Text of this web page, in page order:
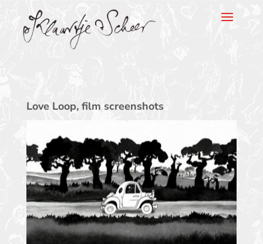
Klaartje Scheer
Love Loop, film screenshots